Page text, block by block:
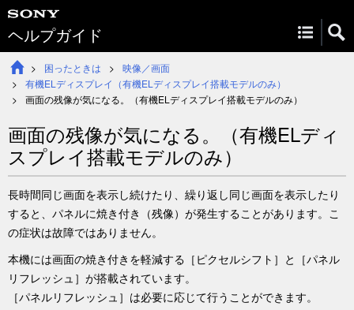
ヘルプガイド
困ったときは
映像／画面
有機ELディスプレイ（有機ELディスプレイ搭載モデルのみ）
画面の残像が気になる。（有機ELディスプレイ搭載モデルのみ）
画面の残像が気になる。（有機ELディ
スプレイ搭載モデルのみ）
長時間同じ画面を表示し続けたり、繰り返し同じ画面を表示したり
すると、パネルに焼き付き（残像）が発生することがあります。こ
の症状は故障ではありません。
本機には画面の焼き付きを軽減する［ ピクセルシフト ］と［パネル
リフレッシュ ］が搭載されています。
［パネルリフレッシュ ］は必要に応じて行うことができます。